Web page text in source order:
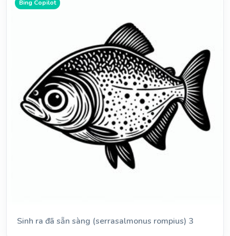
Bing Copilot
Sinh ra đã sẵn sàng (serrasalmonus rompius) 3